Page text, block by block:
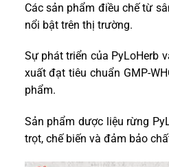
Các sản phẩm điều chế từ
nổi bật trên thị trường.
Sự phát triển của PyLoHerb
xuất đạt tiêu chuẩn GMP-
phẩm.
Sản phẩm dược liệu rừng
trọt, chế biến và đảm bảo